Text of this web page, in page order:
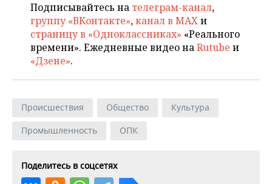
Подписывайтесь на телеграм-канал,
группу «ВКонтакте»,канал в MAXи
страницу в «Одноклассниках» «Реального
времени». Ежедневные видео наRutube и
«Дзене».
Происшествия Общество
Культура
Промышленность
ОПК
Поделитесь в соцсетях